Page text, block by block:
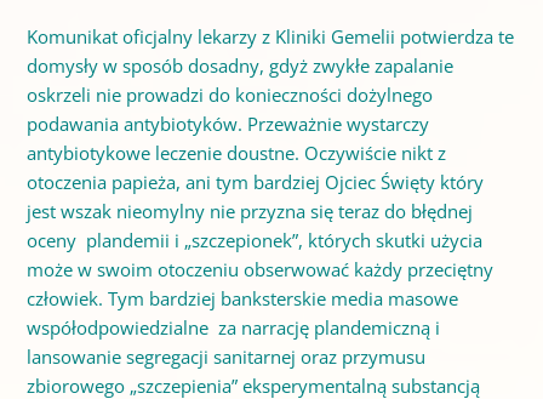
Komunikat oficjalny lekarzy z Kliniki Gemelii potwierdza te
domysły w sposób dosadny, gdyż zwykłe zapalanie
oskrzeli nie prowadzi do konieczności dożylnego
podawania antybiotyków. Przeważnie wystarczy
antybiotykowe leczenie doustne. Oczywiście nikt z
otoczenia papieża, ani tym bardziej Ojciec Święty który
jest wszak nieomylny nie przyzna się teraz do błędnej
oceny plandemii i „szczepionek”, których skutki użycia
może w swoim otoczeniu obserwować każdy przeciętny
człowiek. Tym bardziej banksterskie media masowe
współodpowiedzialne za narrację plandemiczną i
lansowanie segregacji sanitarnej oraz przymusu
zbiorowego „szczepienia” eksperymentalną substancją